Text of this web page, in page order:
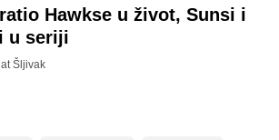
Hawkse u život, Sunsi i
u seriji
Šljivak